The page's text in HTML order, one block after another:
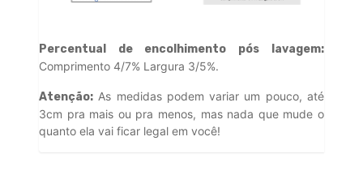
Percentual de encolhimento pós lavagem:
Comprimento 4/7% Largura 3/5%.
Atenção: As medidas podem variar um pouco, até
3cm pra mais ou pra menos, mas nada que mude o
quanto ela vai ficar legal em você!